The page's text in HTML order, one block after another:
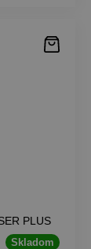
PLUS
Skladom